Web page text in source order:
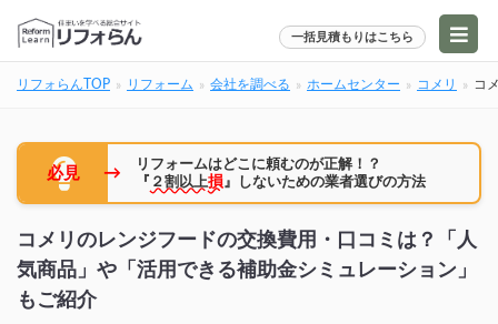
一括見積もりはこちら
リフォらんTOP リフォーム 会社を調べる ホームセンター コメリ コ
必見 →
リフォームはどこに頼むのが正解！？
『 ２割以上損』しないための業者選びの方法
コメリのレンジフードの交換費用・口コミは？「人
気商品」や「活用できる補助金シミュレーション」
もご紹介